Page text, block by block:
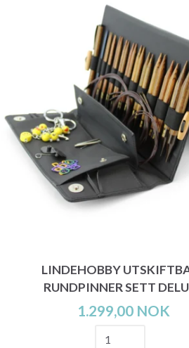
LINDEHOBBY
RUNDPINNER SETT
1.299,00 NOK